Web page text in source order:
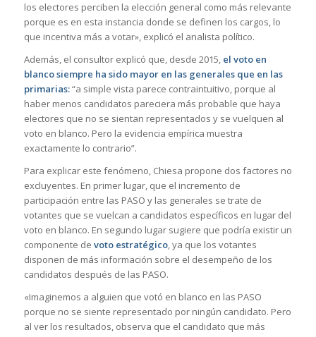
los electores perciben la elección general como más relevante
porque es en esta instancia donde se definen los cargos, lo
que incentiva más a votar», explicó el analista político.
Además, el consultor explicó que, desde 2015, el voto en
blanco siempre ha sido mayor en las generales que en las
primarias:“a simple vista parece contraintuitivo, porque al
haber menos candidatos pareciera más probable que haya
electores que no se sientan representados y se vuelquen al
voto en blanco. Pero la evidencia empírica muestra
exactamente lo contrario”.
Para explicar este fenómeno, Chiesa propone dos factores no
excluyentes. En primer lugar, que el incremento de
participación entre las PASO y las generales se trate de
votantes que se vuelcan a candidatos específicos en lugar del
voto en blanco. En segundo lugar sugiere que podría existir un
componente de voto estratégico, ya que los votantes
disponen de más información sobre el desempeño de los
candidatos después de las PASO.
«Imaginemos a alguien que votó en blanco en las PASO
porque no se siente representado por ningún candidato. Pero
al ver los resultados, observa que el candidato que más